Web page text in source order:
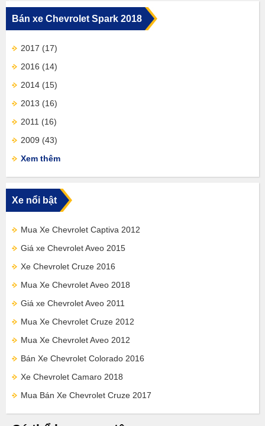
Bán xe Chevrolet Spark 2018
2017 (17)
2016 (14)
2014 (15)
2013 (16)
2011 (16)
2009 (43)
Xem thêm
Xe nổi bật
Mua Xe Chevrolet Captiva 2012
Giá xe Chevrolet Aveo 2015
Xe Chevrolet Cruze 2016
Mua Xe Chevrolet Aveo 2018
Giá xe Chevrolet Aveo 2011
Mua Xe Chevrolet Cruze 2012
Mua Xe Chevrolet Aveo 2012
Bán Xe Chevrolet Colorado 2016
Xe Chevrolet Camaro 2018
Mua Bán Xe Chevrolet Cruze 2017